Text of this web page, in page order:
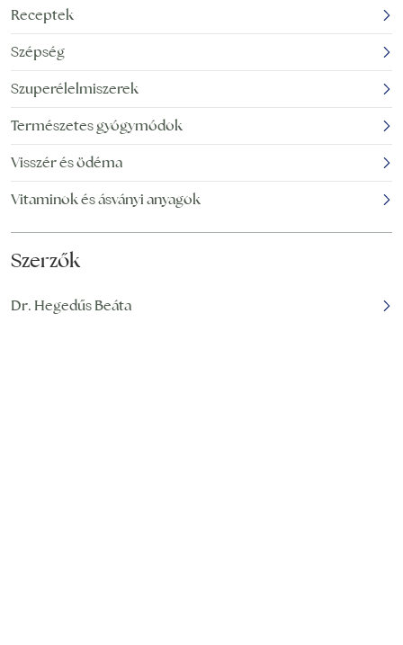
Receptek
Szépség
Szuperélelmiszerek
Természetes gyógymódok
Visszér és ödéma
Vitaminok és ásványi anyagok
Szerzők
Dr. Hegedűs Beáta